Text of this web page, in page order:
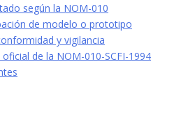
según la NOM-010
de modelo o prototipo
y vigilancia
de la NOM-010-SCFI-1994